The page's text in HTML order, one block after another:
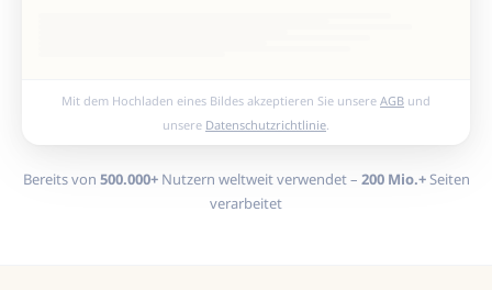
Mit dem Hochladen eines Bildes akzeptieren Sie unsere AGB und
unsere Datenschutzrichtlinie
Bereits von 500.000+Nutzern weltweit verwendet – 200 Mio.+Seiten
verarbeitet